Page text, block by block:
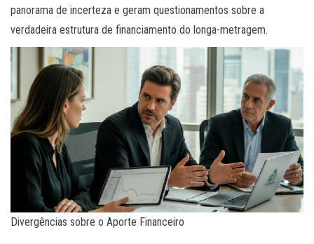
panorama de incerteza e geram questionamentos sobre a
verdadeira estrutura de financiamento do longa-metragem.
Divergências sobre o Aporte Financeiro